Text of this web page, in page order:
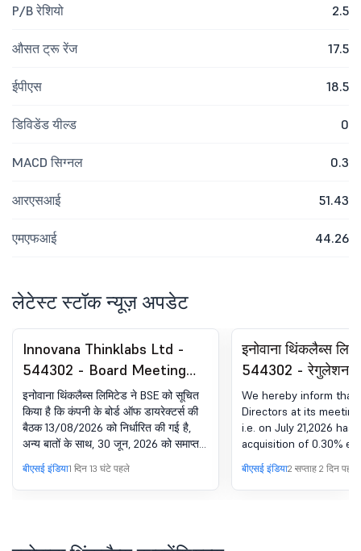
P/B रेशियो 2.5
औसत ट्रू रेंज 17.5
ईपीएस 18.5
डिविडेंड यील्ड 0
MACD सिग्नल 0.3
आरएसआई 51.43
एमएफआई 44.26
लेटेस्ट स्टॉक न्यूज़ अपडेट
Innovana Thinklabs Ltd -
544302 - Board Meeting
Intimation for Meeting To
Be Held On August 13,2026
इनोवाना थिंकलैब्स लिमिटेड ने BSE को सूचित
किया है कि कंपनी के बोर्ड ऑफ डायरेक्टर्स की
बैठक 13/08/2026 को निर्धारित की गई है,
अन्य बातों के साथ, 30 जून, 2026 को समाप्त
तिमाही के लिए कंपनी के अनऑडिटेड
स्टैंडअलोन और कंसोलिडेटेड फाइनेंशियल
परिणामों पर विचार करने और अप्रूव करने के
व्यक्तियों और उनके करीबी रिश्तेदारों द्वारा
बीएसई इंडिया1 दिन 13 घंटे पहले
इनोवाना थिंकलैब्स
544302 - रेगुलेशन
के तहत घोषणा -
We hereby inform that
Directors at its
i.e. on July 21,2026
acquisition of 0.30%
Mount Everest
Please refer attached
बीएसई इंडिया2 सप्ताह 2 दिन पहले